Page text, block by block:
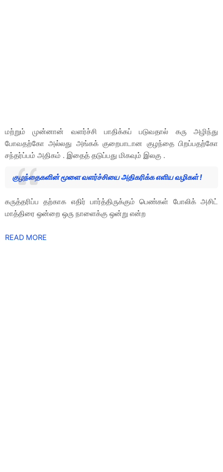
மற்றும் முன்னான் வளர்ச்சி பாதிக்கப் படுவதால் கரு அழிந்து
போவதற்கோ அல்லது அங்கக் குறைபாடான குழந்தை பிறப்பதற்கோ
சந்தர்ப்பம் அதிகம் . இதைத் தடுப்பது மிகவும் இலகு .
குழந்தைகளின் மூளை வளர்ச்சியை அதிகரிக்க எளிய வழிகள் !
கருத்தரிப்ப தற்காக எதிர் பார்த்திருக்கும் பெண்கள் போலிக் அசிட்
மாத்திரை ஒன்றை ஒரு நாளைக்கு ஒன்று என்ற
READ MORE